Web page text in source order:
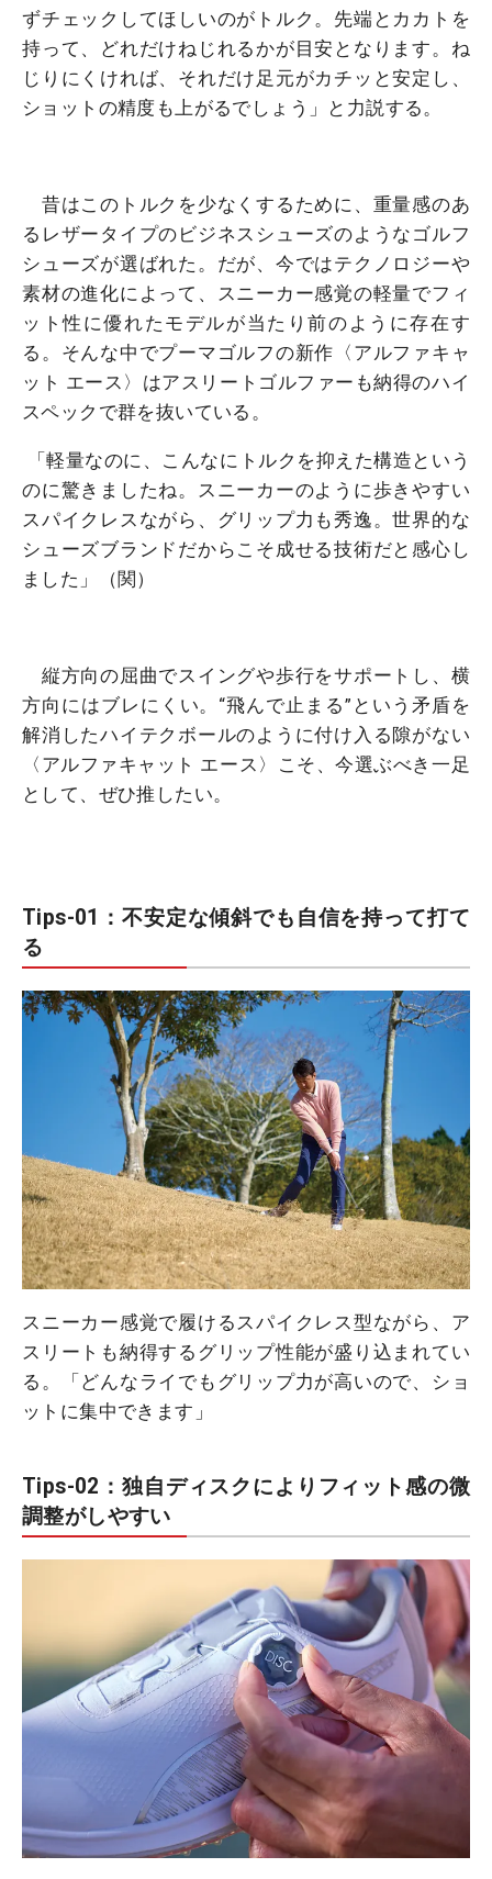
ずチェックしてほしいのがトルク。先端とカカトを
持って、どれだけねじれるかが目安となります。ね
じりにくければ、それだけ足元がカチッと安定し、
ショットの精度も上がるでしょう」と力説する。
昔はこのトルクを少なくするために、重量感のあ
るレザータイプのビジネスシューズのようなゴルフ
シューズが選ばれた。だが、今ではテクノロジーや
素材の進化によって、スニーカー感覚の軽量でフィ
ット性に優れたモデルが当たり前のように存在す
る。そんな中でプーマゴルフの新作〈アルファキャ
ット エース〉はアスリートゴルファーも納得のハイ
スペックで群を抜いている。
「軽量なのに、こんなにトルクを抑えた構造という
のに驚きましたね。スニーカーのように歩きやすい
スパイクレスながら、グリップ力も秀逸。世界的な
シューズブランドだからこそ成せる技術だと感心し
ました」（関）
縦方向の屈曲でスイングや歩行をサポートし、横
方向にはブレにくい。“飛んで止まる”という矛盾を
解消したハイテクボールのように付け入る隙がない
〈アルファキャット エース〉こそ、今選ぶべき一足
として、ぜひ推したい。
Tips-01：不安定な傾斜でも自信を持って打て
る
スニーカー感覚で履けるスパイクレス型ながら、ア
スリートも納得するグリップ性能が盛り込まれてい
る。「どんなライでもグリップ力が高いので、ショ
ットに集中できます」
Tips-02：独自ディスクによりフィット感の微
調整がしやすい